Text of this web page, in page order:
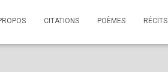
CITATIONS POÈMES RÉCITS